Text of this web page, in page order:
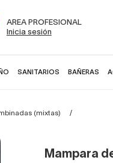
AREA PROFESIONAL
Inicia sesión
SANITARIOS BAÑERAS
(mixtas)
Mampara